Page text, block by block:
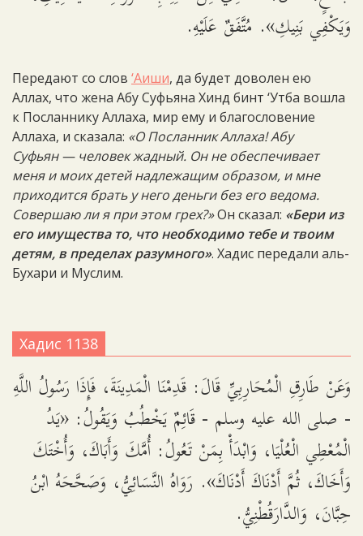
وَيَكْفِي بَنِيكِ». مُتَّفَقٌ عَلَيْهِ.
Передают со слов ‘Аиши, да будет доволен ею
Аллах, что жена Абу Суфьяна Хинд бинт ‘Утба вошла
к Посланнику Аллаха, мир ему и благословение
Аллаха, и сказала: «О Посланник Аллаха! Абу
Суфьян — человек жадный. Он не обеспечивает
меня и моих детей надлежащим образом, и мне
приходится брать у него деньги без его ведома.
Совершаю ли я при этом грех?»Он сказал: «Бери из
его имущества то, что необходимо тебе и твоим
детям, в пределах разумного». Хадис передали аль-
Бухари и Муслим.
Хадис 1138
وَعَنْ طَارِقِ الْمُحَارِبِيِّ قَالَ: قَدِمْنَا الْمَدِينَةَ، فَإِذَا رَسُولُ اللَّهِ
- صلى الله عليه وسلم - قَائِمٌ يَخْطُبُ وَيَقُولُ: «يَدُ
الْمُعْطِي الْعُلْيَا، وَابْدَأْ بِمَنْ تَعُولُ: أُمَّكَ وَأَبَاكَ، وَأُخْتَكَ
وَأَخَاكَ، ثُمَّ أَدْنَاكَ أَدْنَاكَ». رَوَاهُ النَّسَائِيُّ، وَصَحَّحَهُ ابْنُ
حِبَّانَ، وَالدَّارَقُطْنِيُّ.